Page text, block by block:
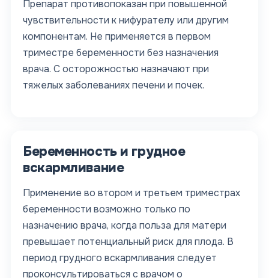
Препарат противопоказан при повышенной
чувствительности к нифурателу или другим
компонентам. Не применяется в первом
триместре беременности без назначения
врача. С осторожностью назначают при
тяжелых заболеваниях печени и почек.
Беременность и грудное
вскармливание
Применение во втором и третьем триместрах
беременности возможно только по
назначению врача, когда польза для матери
превышает потенциальный риск для плода. В
период грудного вскармливания следует
проконсультироваться с врачом о